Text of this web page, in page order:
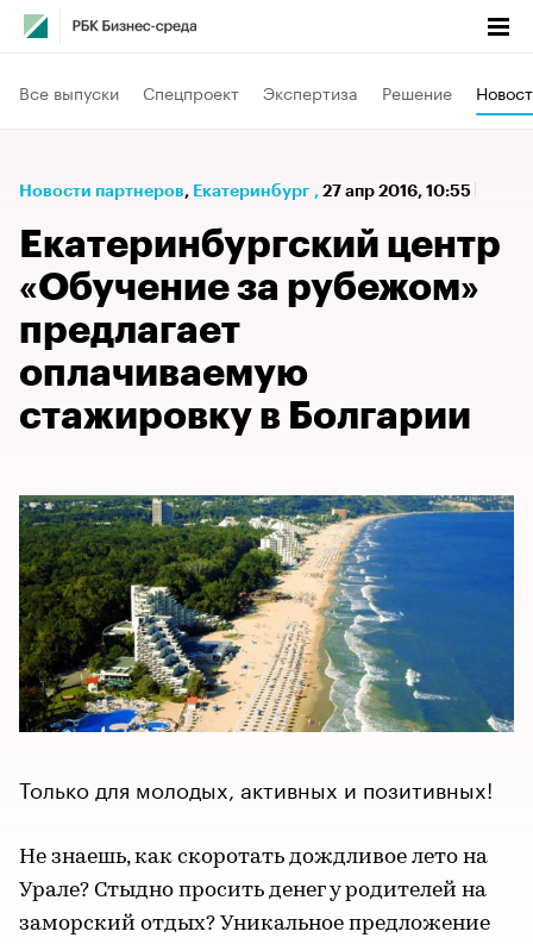
Все выпуски Спецпроект Экспертиза Решение
Новости партнеров⁠, Екатеринбург , 27 апр 2016, 10:55
Екатеринбургский центр
«Обучение за рубежом»
предлагает
оплачиваемую
стажировку в Болгарии
Только для молодых, активных и позитивных!
Не знаешь, как скоротать дождливое лето на
Урале? Стыдно просить денег у родителей на
заморский отдых? Уникальное предложение